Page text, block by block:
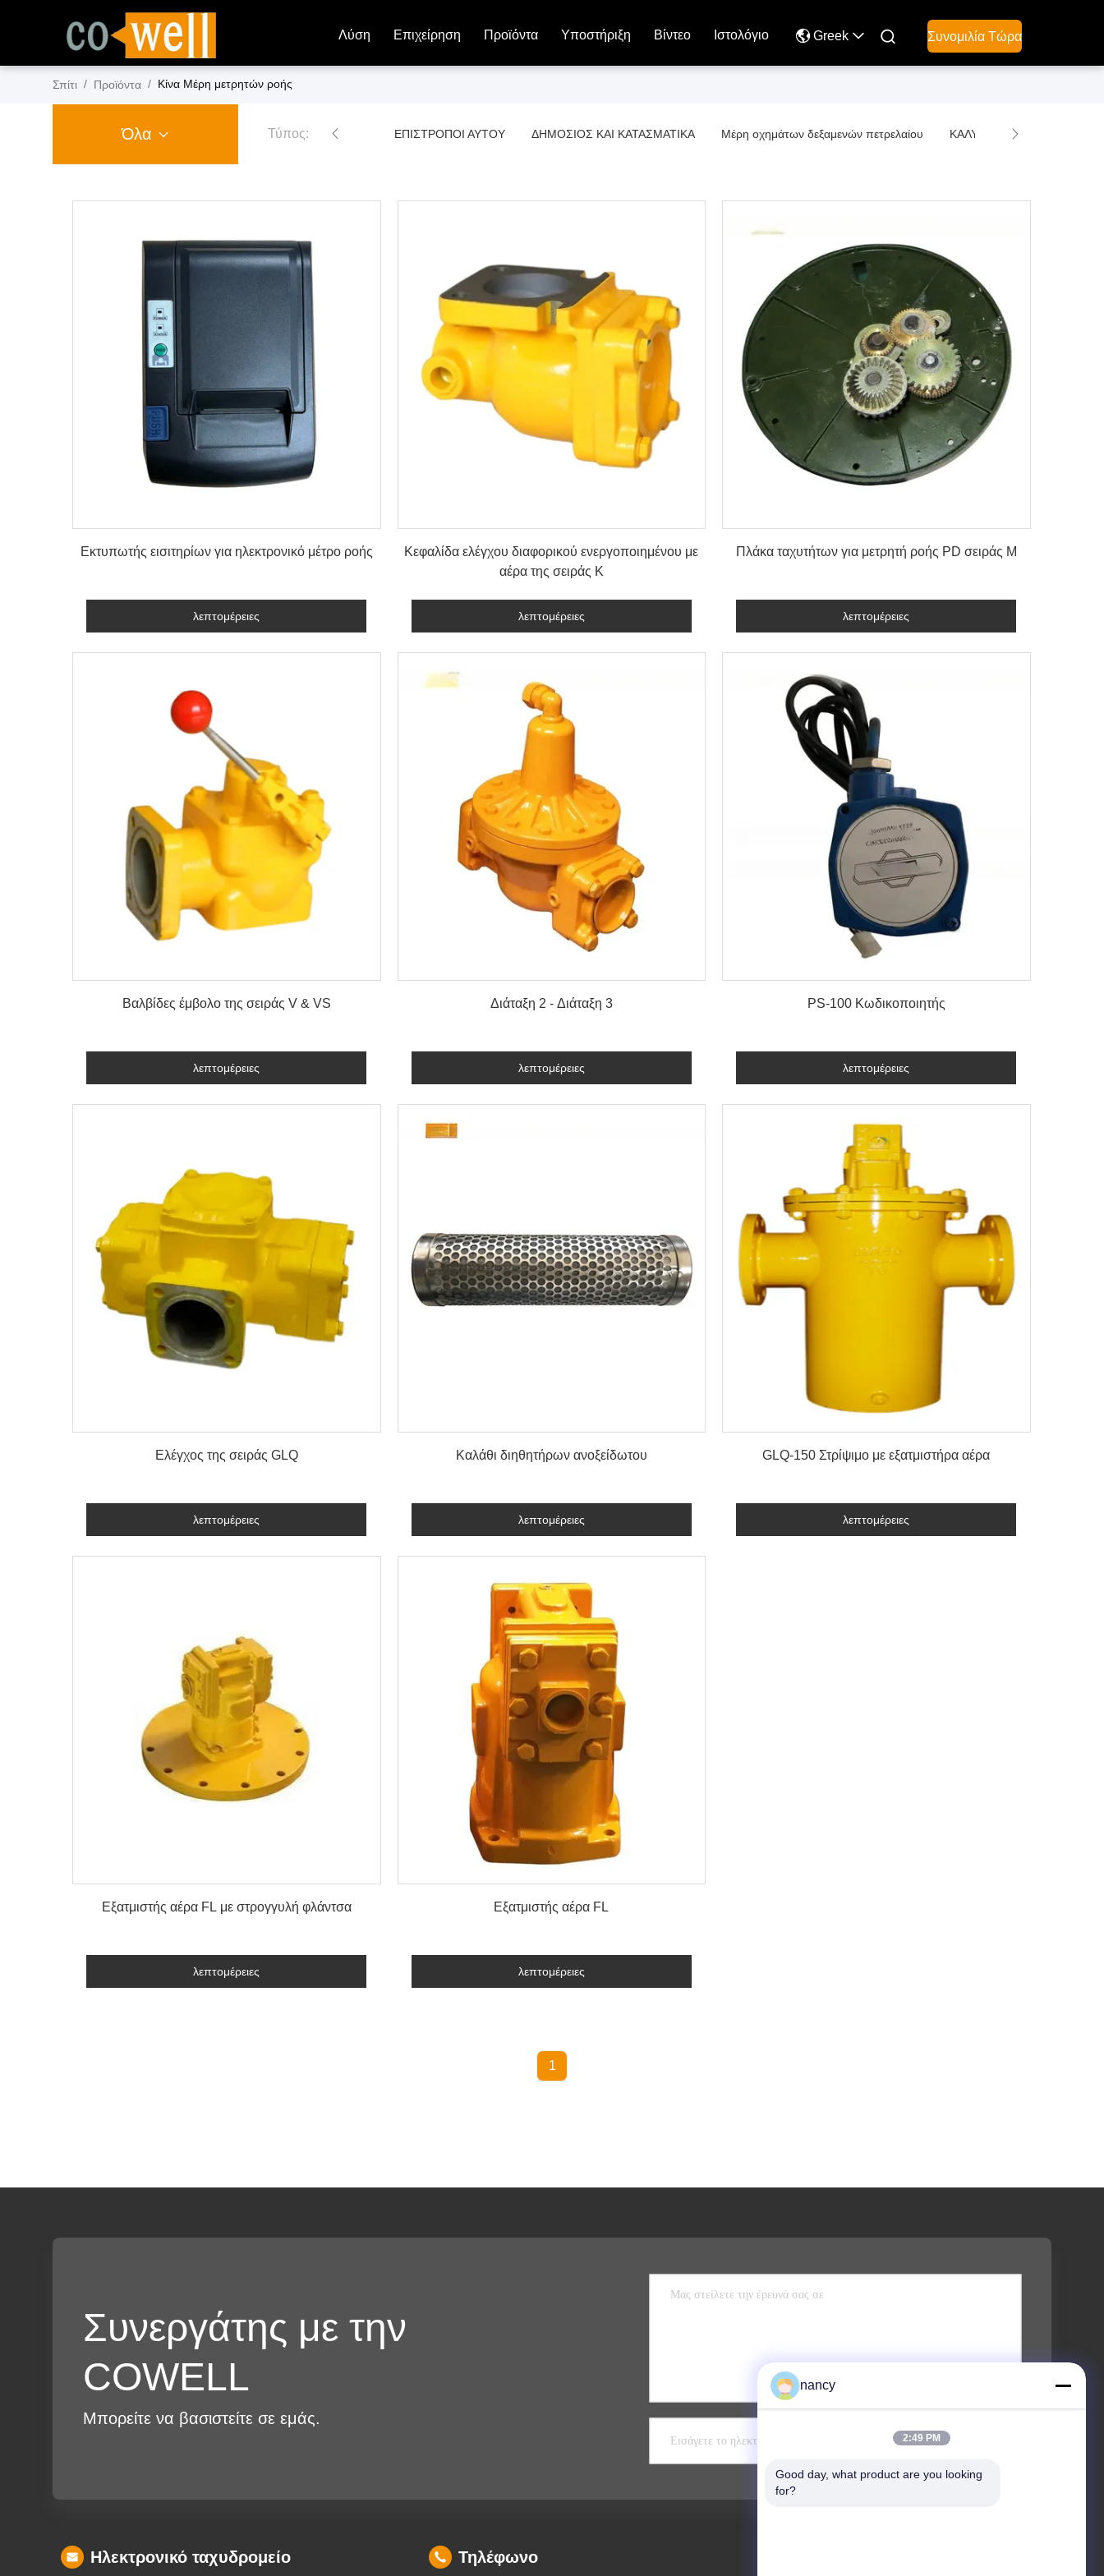
Λύση Επιχείρηση Προϊόντα Υποστήριξη Βίντεο Ιστολόγιο Greek  Συνομιλία Τώρα
Σπίτι / Προϊόντα / Κίνα Μέρη μετρητών ροής
Όλα Τύπος:
αντλίες βενζίνης ΕΠΙΣΤΡΟΠΟΙ ΑΥΤΟΥ ΔΗΜΟΣΙΟΣ ΚΑΙ ΚΑΤΑΣΜΑΤΙΚΑ Μέρη οχημάτων δεξαμενών πετρελαίου ΚΑΛΥΠΕΙΑ & ΑΛΛΑ
Εκτυπωτής εισιτηρίων για ηλεκτρονικό μέτρο ροής
λεπτομέρειες
Κεφαλίδα ελέγχου διαφορικού ενεργοποιημένου με
αέρα της σειράς Κ
λεπτομέρειες
Πλάκα ταχυτήτων για μετρητή ροής PD σειράς M
λεπτομέρειες
Βαλβίδες έμβολο της σειράς V & VS
λεπτομέρειες
Διάταξη 2 - Διάταξη 3
λεπτομέρειες
PS-100 Κωδικοποιητής
λεπτομέρειες
Ελέγχος της σειράς GLQ
λεπτομέρειες
Καλάθι διηθητήρων ανοξείδωτου
λεπτομέρειες
GLQ-150 Στρίψιμο με εξατμιστήρα αέρα
λεπτομέρειες
Εξατμιστής αέρα FL με στρογγυλή φλάντσα
λεπτομέρειες
Εξατμιστής αέρα FL
λεπτομέρειες
1
Συνεργάτης με την
COWELL
Μπορείτε να βασιστείτε σε εμάς.
Στείλετε
Ηλεκτρονικό ταχυδρομείο Τηλέφωνο
nancy
2:49 PM
Good day, what product are you looking
for?